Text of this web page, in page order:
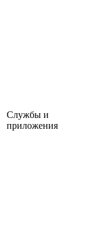
Службы и
приложения